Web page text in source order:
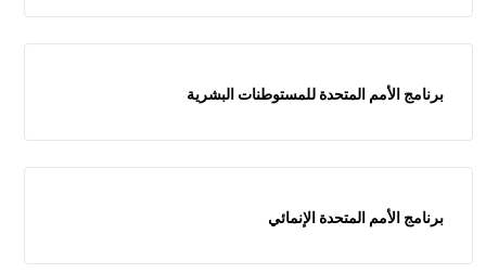
برنامج الأمم المتحدة للمستوطنات البشرية
برنامج الأمم المتحدة الإنمائي